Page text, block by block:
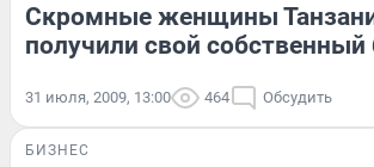
Скромные женщины
получили свой собственный
31 июля, 2009, 13:00 464 Обсудить
БИЗНЕС